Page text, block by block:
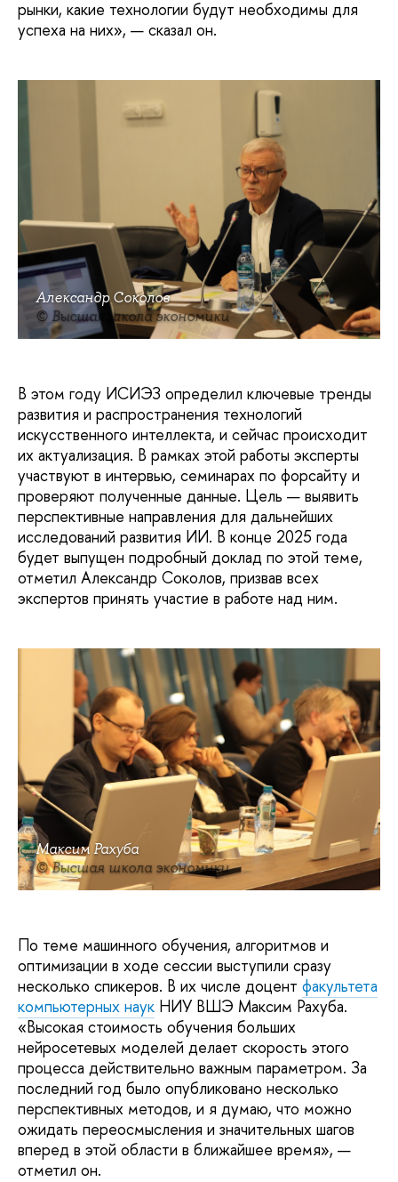
рынки, какие технологии будут необходимы для
успеха на них», — сказал он.
Александр Соколов
© Высшая школа экономики
В этом году ИСИЭЗ определил ключевые тренды
развития и распространения технологий
искусственного интеллекта, и сейчас происходит
их актуализация. В рамках этой работы эксперты
участвуют в интервью, семинарах по форсайту и
проверяют полученные данные. Цель — выявить
перспективные направления для дальнейших
исследований развития ИИ. В конце 2025 года
будет выпущен подробный доклад по этой теме,
отметил Александр Соколов, призвав всех
экспертов принять участие в работе над ним.
Максим Рахуба
© Высшая школа экономики
По теме машинного обучения, алгоритмов и
оптимизации в ходе сессии выступили сразу
несколько спикеров. В их числе доцент факультета
компьютерных наук НИУ ВШЭ Максим Рахуба.
«Высокая стоимость обучения больших
нейросетевых моделей делает скорость этого
процесса действительно важным параметром. За
последний год было опубликовано несколько
перспективных методов, и я думаю, что можно
ожидать переосмысления и значительных шагов
вперед в этой области в ближайшее время», —
отметил он.